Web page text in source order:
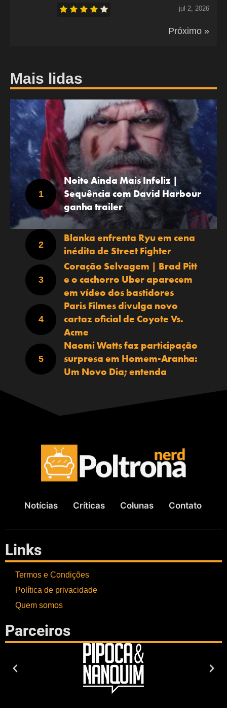
jul 2, 2026
Próximo »
Mais lidas
Noite Ainda Mais Infeliz |
Sequência com David Harbour
ganha trailer
Blanka enfrenta Ryu em cena
inédita de Street Fighter
Coração Selvagem | Brad Pitt
e o cachorro Uber aparecem
em vídeo dos bastidores
Paris Filmes divulga novo
cartaz oficial de Coyote Vs.
Acme
Naomi Watts faz participação
surpresa em Homem-Aranha:
Um Novo Dia; entenda
Notícias Críticas Colunas Contato
Links
Termos e Condições
Política de privacidade
Quem somos
Parceiros